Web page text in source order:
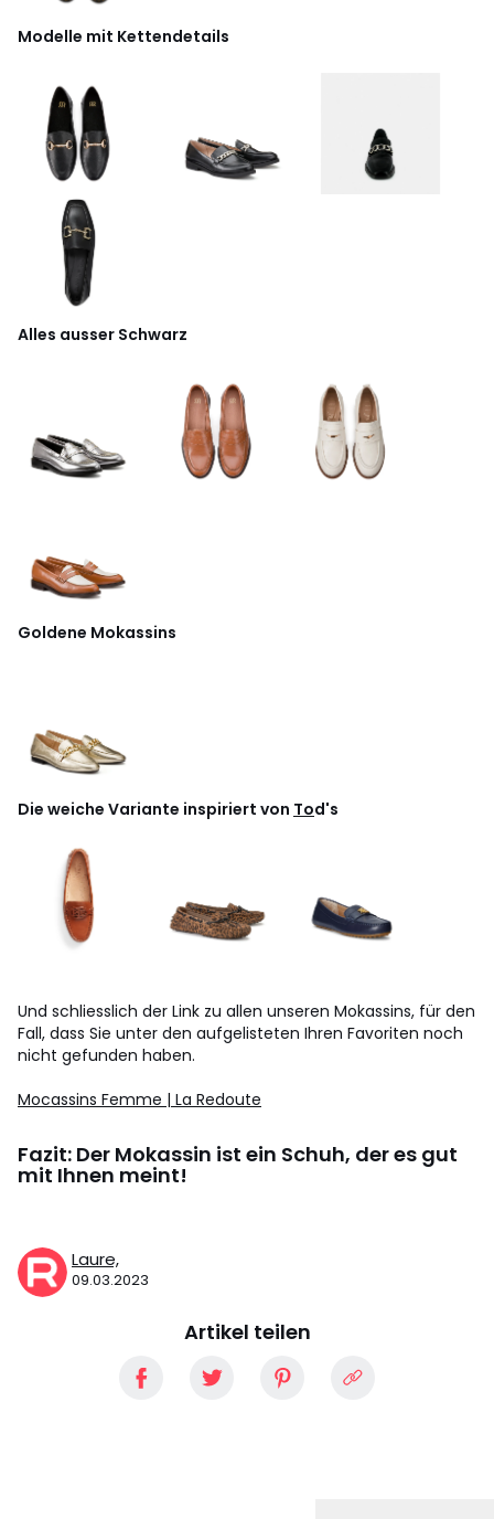
Modelle mit Kettendetails
Alles ausser Schwarz
Goldene Mokassins
Die weiche Variante inspiriert von Tod's
Und schliesslich der Link zu allen unseren Mokassins, für den
Fall, dass Sie unter den aufgelisteten Ihren Favoriten noch
nicht gefunden haben.
Mocassins Femme | La Redoute
Fazit: Der Mokassin ist ein Schuh, der es gut
mit Ihnen meint!
Laure,
09.03.2023
Artikel teilen